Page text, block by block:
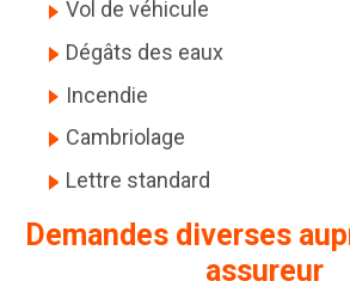
Dégâts des eaux
Incendie
Cambriolage
Lettre standard
assureur